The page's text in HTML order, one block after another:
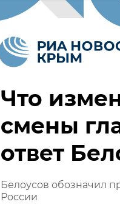
Что
смены
ответ
Белоусов обозначил
России